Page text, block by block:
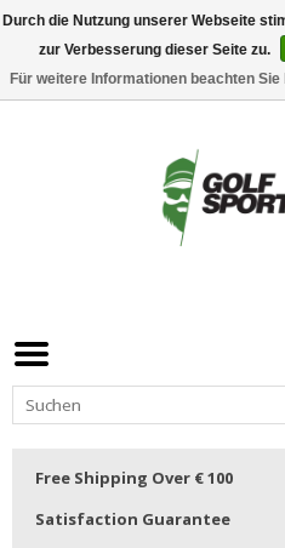
Free Shipping Over € 100
Satisfaction Guarantee
Durch die Nutzung unserer Webseite
zur Verbesserung dieser Seite zu.
Für weitere Informationen beachten